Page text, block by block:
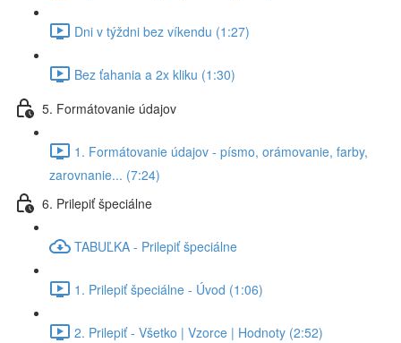
Dni v týždni bez víkendu (1:27)
Bez ťahania a 2x kliku (1:30)
5. Formátovanie údajov
1. Formátovanie údajov - písmo, orámovanie, farby,
zarovnanie... (7:24)
6. Prilepiť špeciálne
TABUĽKA - Prilepiť špeciálne
1. Prilepiť špeciálne - Úvod (1:06)
2. Prilepiť - Všetko | Vzorce | Hodnoty (2:52)